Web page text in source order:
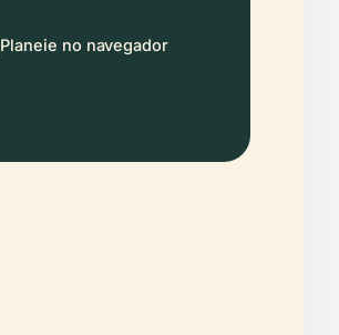
Planeie no navegador